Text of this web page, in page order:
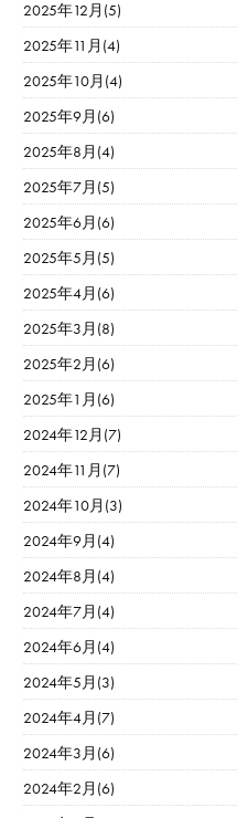
2025年12月(5)
2025年11月(4)
2025年10月(4)
2025年9月(6)
2025年8月(4)
2025年7月(5)
2025年6月(6)
2025年5月(5)
2025年4月(6)
2025年3月(8)
2025年2月(6)
2025年1月(6)
2024年12月(7)
2024年11月(7)
2024年10月(3)
2024年9月(4)
2024年8月(4)
2024年7月(4)
2024年6月(4)
2024年5月(3)
2024年4月(7)
2024年3月(6)
2024年2月(6)